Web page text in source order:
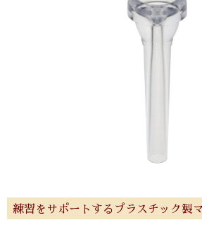
練習をサポートするプラスチック製
会社紹